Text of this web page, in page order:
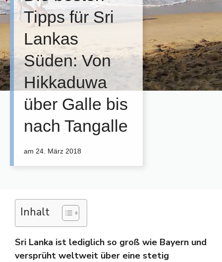
Tipps für Sri
Lankas
Süden: Von
Hikkaduwa
über Galle bis
nach Tangalle
am 24. März 2018
Inhalt
Sri Lanka ist lediglich so groß wie Bayern und
versprüht weltweit über eine stetig